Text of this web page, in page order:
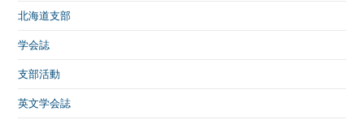
北海道支部
学会誌
支部活動
英文学会誌